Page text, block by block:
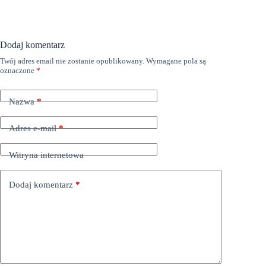
Dodaj komentarz
Twój adres email nie zostanie opublikowany. Wymagane pola są
oznaczone *
Nazwa*
Adres e-mail*
Witryna internetowa
Dodaj komentarz *